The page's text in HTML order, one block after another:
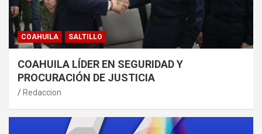
COAHUILA SALTILLO
COAHUILA LÍDER EN SEGURIDAD Y
PROCURACIÓN DE JUSTICIA
Redaccion